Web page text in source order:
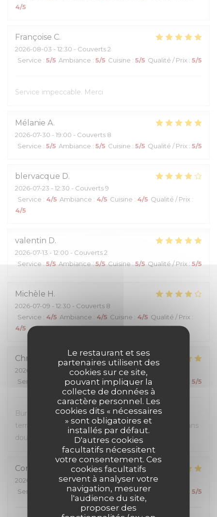
Le restaurant et ses
partenaires utilisent des
cookies sur ce site,
pouvant impliquer la
collecte de données à
caractère personnel. Les
cookies dits « nécessaires
» sont obligatoires et
installés par défaut.
D'autres cookies
facultatifs nécessitent
votre consentement. Ces
cookies facultatifs
servent à analyser votre
navigation, mesurer
l'audience du site,
proposer des
4/5
Françoise C
2026-08-03 - 12:30 - Couverts 2
Service : 5/5 Ambiance : 5/5 Cuisine : 5/5 Qualité / Prix : 5/5
Service impeccable. Merci
Mélanie A
2026-07-30 - 19:00 - Couverts 8
Service : 5/5 Ambiance : 5/5 Cuisine : 5/5 Qualité / Prix : 5/5
blervacque D
2026-07-23 - 12:30 - Couverts 9
Service : 4/5 Ambiance : 4/5 Cuisine : 4/5 Qualité / Prix :
4/5
valentin D
2026-07-13 - 12:00 - Couverts 2
Service : 5/5 Ambiance:5/5 Cuisine:5/5 Qualité / Prix : 5/5
Michèle H
2026-07-09 - 12:30 - Couverts 8
Service : 4/5 Ambiance : 4/5 Cuisine : 4/5 Qualité / Prix :
4/5
Christel
2026-07-07
- 12:30 - Couverts 2
Service
Ambiance: 5 /5 Cuisine :5/5 Qualité / Prix 5/5
Burgers très généreux, personnel sympathique et
terrasse super agréable. Une première visite mais sans
doute pas la dernière.
Corinne
2026-07-04
- 20:00 - Couverts 3
Service
Ambiance: 5/5 Cuisine: 5/5 Qualité / Prix 5/5